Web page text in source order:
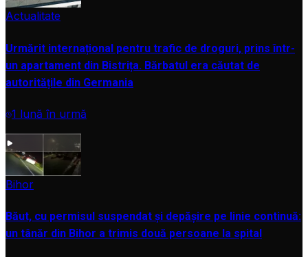
Actualitate
Urmărit internațional pentru trafic de droguri, prins într-
un apartament din Bistrița. Bărbatul era căutat de
autoritățile din Germania
1 lună în urmă
VIDEO
Bihor
Băut, cu permisul suspendat și depășire pe linie continuă:
un tânăr din Bihor a trimis două persoane la spital